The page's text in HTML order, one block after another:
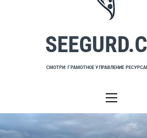
СМОТРИ: ГРАМОТНОЕ УПРАВЛЕНИЕ
меню